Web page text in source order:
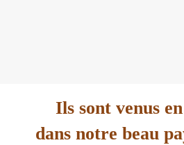
Ils sont venus
dans notre beau